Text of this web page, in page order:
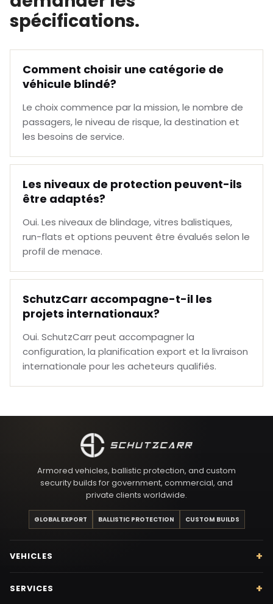
spécifications.
Comment choisir une catégorie de
véhicule blindé?
Le choix commence par la mission, le nombre de
passagers, le niveau de risque, la destination et
les besoins de service.
Les niveaux de protection peuvent-ils
être adaptés?
Oui. Les niveaux de blindage, vitres balistiques,
run-flats et options peuvent être évalués selon le
profil de menace.
SchutzCarr accompagne-t-il les
projets internationaux?
Oui. SchutzCarr peut accompagner la
configuration, la planification export et la livraison
internationale pour les acheteurs qualifiés.
Armored vehicles, ballistic protection, and custom
security builds for government, commercial, and
private clients worldwide.
GLOBAL EXPORT BALLISTIC PROTECTION CUSTOM BUILDS
VEHICLES
SERVICES